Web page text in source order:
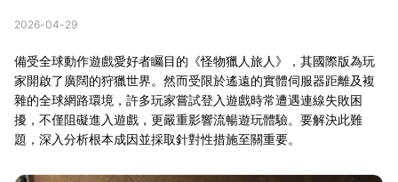
2026-04-29
備受全球動作遊戲愛好者矚目的《怪物獵人旅人》，其國際版為玩
家開啟了廣闊的狩獵世界。然而受限於遙遠的實體伺服器距離及複
雜的全球網路環境，許多玩家嘗試登入遊戲時常遭遇連線失敗困
擾，不僅阻礙進入遊戲，更嚴重影響流暢遊玩體驗。要解決此難
題，深入分析根本成因並採取針對性措施至關重要。